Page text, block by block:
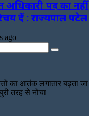
अधिकारी पद का
दें : राज्यपाल पटेल
ago
Search
का आतंक लगातार बढ़ता
तरह से नोंचा